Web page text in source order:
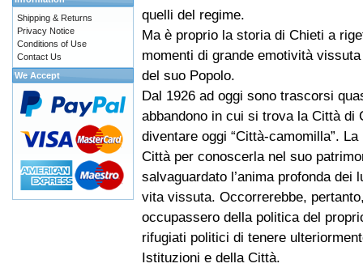
quelli del regime.
Ma è proprio la storia di Chieti a
momenti di grande emotività
del suo Popolo.
Dal 1926 ad oggi sono trascorsi
abbandono in cui si trova la Città di
diventare oggi “Città-camomilla”.
Città per conoscerla nel suo
salvaguardato l’anima profonda
vita vissuta. Occorrerebbe,
occupassero della politica del
rifugiati politici di tenere
Istituzioni e della Città.
Shipping & Returns
Privacy Notice
Conditions of Use
Contact Us
We Accept